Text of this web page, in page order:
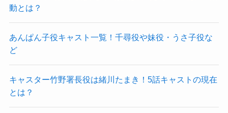
動とは？
あんぱん子役キャスト一覧！千尋役や妹役・うさ子役な
ど
キャスター竹野署長役は緒川たまき！5話キャストの現在
とは？